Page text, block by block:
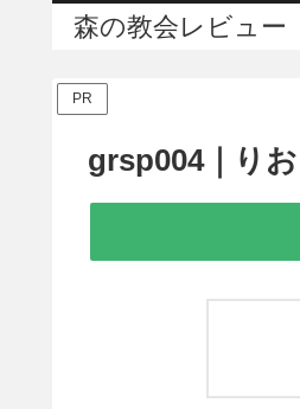
森の教会レビュー
PR
grsp004｜り